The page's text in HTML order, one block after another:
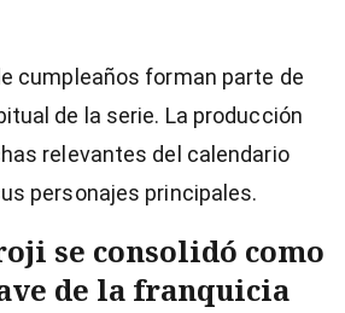
cumpleaños forman parte de
de la serie. La producción
relevantes del calendario
personajes principales.
se consolidó como
de la franquicia